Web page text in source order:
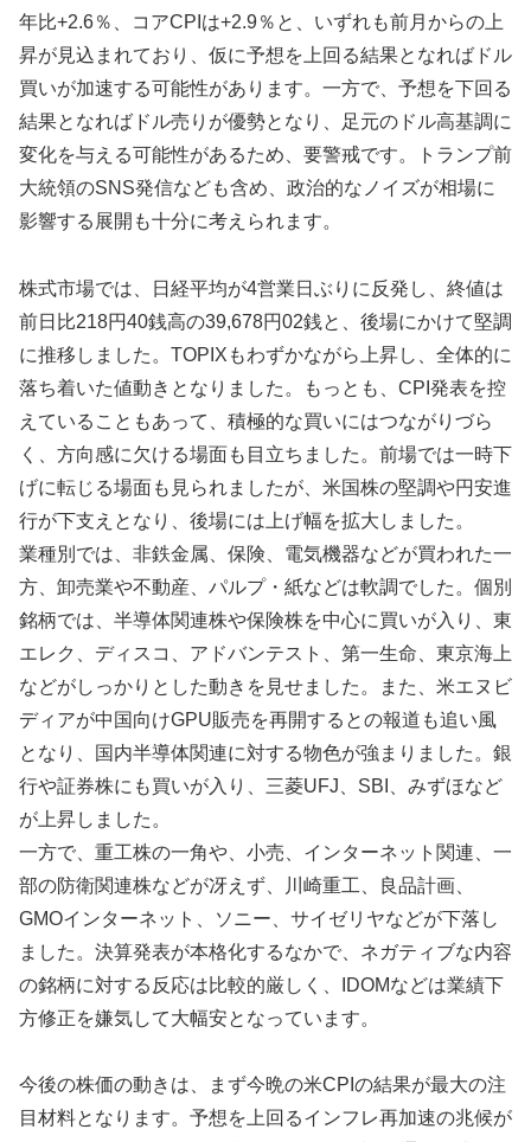
年比+2.6％、コアCPIは+2.9％と、いずれも前月からの上
昇が見込まれており、仮に予想を上回る結果となればドル
買いが加速する可能性があります。一方で、予想を下回る
結果となればドル売りが優勢となり、足元のドル高基調に
変化を与える可能性があるため、要警戒です。トランプ前
大統領のSNS発信なども含め、政治的なノイズが相場に
影響する展開も十分に考えられます。
株式市場では、日経平均が4営業日ぶりに反発し、終値は
前日比218円40銭高の39,678円02銭と、後場にかけて堅調
に推移しました。TOPIXもわずかながら上昇し、全体的に
落ち着いた値動きとなりました。もっとも、CPI発表を控
えていることもあって、積極的な買いにはつながりづら
く、方向感に欠ける場面も目立ちました。前場では一時下
げに転じる場面も見られましたが、米国株の堅調や円安進
行が下支えとなり、後場には上げ幅を拡大しました。
業種別では、非鉄金属、保険、電気機器などが買われた一
方、卸売業や不動産、パルプ・紙などは軟調でした。個別
銘柄では、半導体関連株や保険株を中心に買いが入り、東
エレク、ディスコ、アドバンテスト、第一生命、東京海上
などがしっかりとした動きを見せました。また、米エヌビ
ディアが中国向けGPU販売を再開するとの報道も追い風
となり、国内半導体関連に対する物色が強まりました。銀
行や証券株にも買いが入り、三菱UFJ、SBI、みずほなど
が上昇しました。
一方で、重工株の一角や、小売、インターネット関連、一
部の防衛関連株などが冴えず、川崎重工、良品計画、
GMOインターネット、ソニー、サイゼリヤなどが下落し
ました。決算発表が本格化するなかで、ネガティブな内容
の銘柄に対する反応は比較的厳しく、IDOMなどは業績下
方修正を嫌気して大幅安となっています。
今後の株価の動きは、まず今晩の米CPIの結果が最大の注
目材料となります。予想を上回るインフレ再加速の兆候が